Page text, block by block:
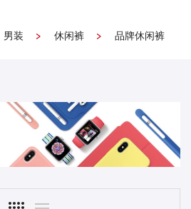
男装 休闲裤 品牌休闲裤